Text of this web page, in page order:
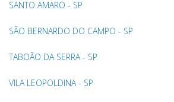
SANTO AMARO - SP
SÃO BERNARDO DO CAMPO - SP
TABOÃO DA SERRA - SP
VILA LEOPOLDINA - SP